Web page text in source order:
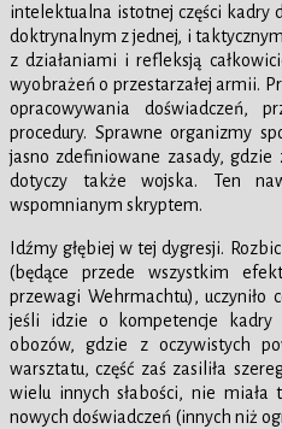
intelektualna istotnej części kadry
doktrynalnym z jednej, i
z działaniami i refleksją
wyobrażeń o przestarzałej armii.
opracowywania doświadczeń,
procedury. Sprawne organizmy
jasno zdefiniowane zasady, gdzie
dotyczy także wojska. Ten
wspomnianym skryptem.
Idźmy głębiej w tej dygresji.
(będące przede wszystkim
przewagi Wehrmachtu), uczyniło
jeśli idzie o kompetencje kadry
obozów, gdzie z oczywistych
warsztatu, część zaś zasiliła
wielu innych słabości, nie miała
nowych doświadczeń (innych niż